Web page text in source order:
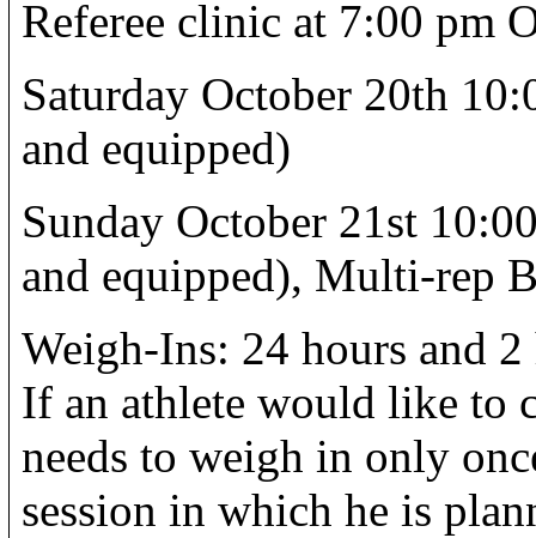
Referee clinic at 7:00 pm
Saturday October 20th
and equipped)
Sunday October 21st
and equipped), Multi-rep
Weigh-Ins: 24 hours and
If an athlete would like to
needs to weigh in only
session in which he is